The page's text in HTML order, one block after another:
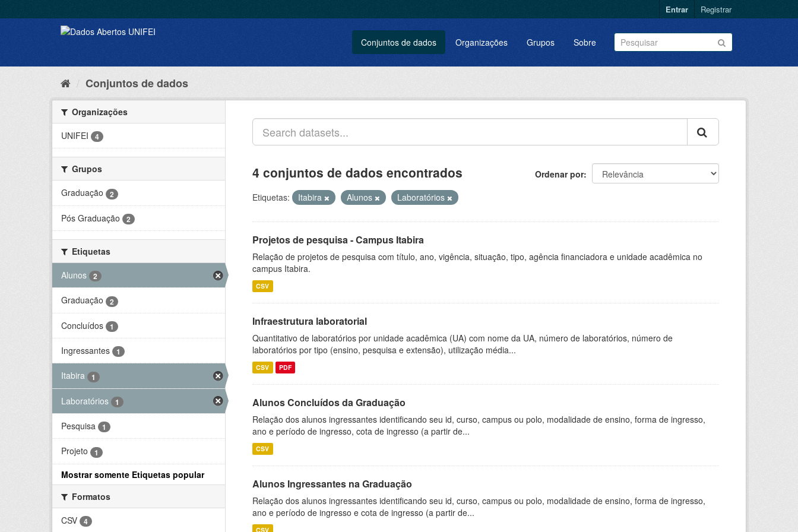
Entrar Registrar
Conjuntos de dados Organizações Grupos Sobre
Conjuntos de dados
Organizações
UNIFEI
4
Grupos
Graduação
2
Pós Graduação 2
Etiquetas
Alunos
2
Graduação 2
Concluídos 1
Ingressantes 1
Itabira 1
Laboratórios 1
Pesquisa 1
Projeto 1
Mostrar somente Etiquetas popular
Formatos
CSV
4
Ordenar por
4 conjuntos de dados encontrados
Etiquetas: Itabira Alunos Laboratórios
Projetos de pesquisa - Campus Itabira
Relação de projetos de pesquisa com título, ano, vigência, situação, tipo, agência financiadora e unidade acadêmica no
campus Itabira.
CSV
Infraestrutura laboratorial
Quantitativo de laboratórios por unidade acadêmica (UA) com nome da UA, número de laboratórios, número de
laboratórios por tipo (ensino, pesquisa e extensão), utilização média...
CSV PDF
Alunos Concluídos da Graduação
Relação dos alunos ingressantes identificando seu id, curso, campus ou polo, modalidade de ensino, forma de ingresso,
ano e período de ingresso, cota de ingresso (a partir de...
CSV
Alunos Ingressantes na Graduação
Relação dos alunos ingressantes identificando seu id, curso, campus ou polo, modalidade de ensino, forma de ingresso,
ano e período de ingresso e cota de ingresso (a partir de...
CSV